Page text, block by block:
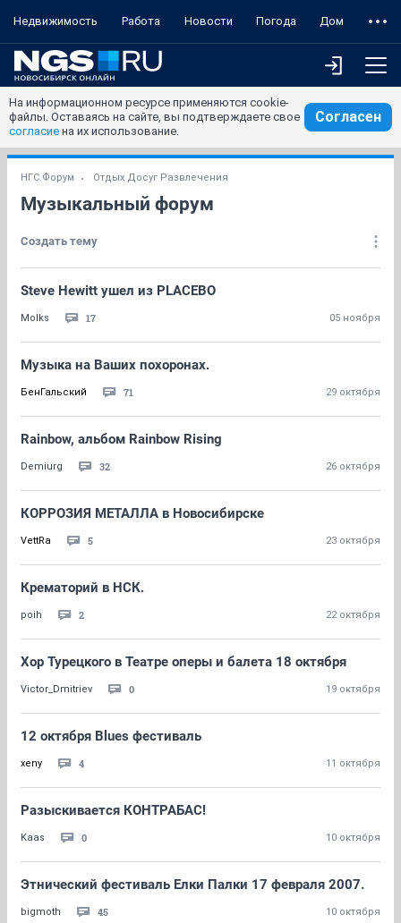
Недвижимость Работа Новости Погода Дом
На информационном ресурсе применяются cookie-
файлы. Оставаясь на сайте, вы подтверждаете свое
согласие на их использование.
Согласен
НГС.Форум Отдых Досуг Развлечения
Музыкальный форум
Создать тему
Steve Hewitt ушел из PLACEBO
Molks 17 05 ноября
Музыка на Ваших похоронах.
БенГальский 71 29 октября
Rainbow, альбом Rainbow Rising
Demiurg 32 26 октября
КОРРОЗИЯ МЕТАЛЛА в Новосибирске
VettRa 5 23 октября
Крематорий в НСК.
poih 2 22 октября
Хор Турецкого в Театре оперы и балета 18 октября
Victor_Dmitriev 0 19 октября
12 октября Blues фестиваль
xeny 4 11 октября
Разыскивается КОНТРАБАС!
Kaas 0 10 октября
Этнический фестиваль Елки Палки 17 февраля 2007.
bigmoth 45 10 октября